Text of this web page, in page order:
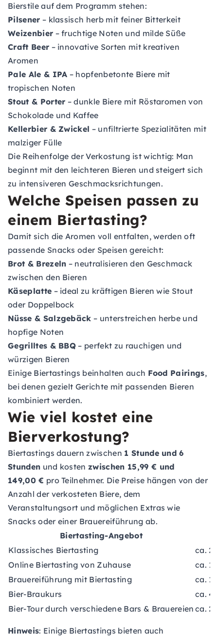
Bierstile auf dem Programm stehen:
Pilsener – klassisch herb mit feiner Bitterkeit
Weizenbier – fruchtige Noten und milde Süße
Craft Beer – innovative Sorten mit kreativen
Aromen
Pale Ale & IPA – hopfenbetonte Biere mit
tropischen Noten
Stout & Porter – dunkle Biere mit Röstaromen von
Schokolade und Kaffee
Kellerbier & Zwickel – unfiltrierte Spezialitäten mit
malziger Fülle
Die Reihenfolge der Verkostung ist wichtig: Man
beginnt mit den leichteren Bieren und steigert sich
zu intensiveren Geschmacksrichtungen.
Welche Speisen passen zu
einem Biertasting?
Damit sich die Aromen voll entfalten, werden oft
passende Snacks oder Speisen gereicht:
Brot & Brezeln – neutralisieren den Geschmack
zwischen den Bieren
Käseplatte – ideal zu kräftigen Bieren wie Stout
oder Doppelbock
Nüsse & Salzgebäck – unterstreichen herbe und
hopfige Noten
Gegrilltes & BBQ – perfekt zu rauchigen und
würzigen Bieren
Einige Biertastings beinhalten auch Food Pairings,
bei denen gezielt Gerichte mit passenden Bieren
kombiniert werden.
Wie viel kostet eine
Bierverkostung?
Biertastings dauern zwischen 1 Stunde und 6
Stunden und kostenzwischen 15,99 € und
149,00 € pro Teilnehmer. Die Preise hängen von der
Anzahl der verkosteten Biere, dem
Veranstaltungsort und möglichen Extras wie
Snacks oder einer Brauereiführung ab.
Biertasting-Angebot
Klassisches Biertasting
ca.
Online Biertasting von Zuhause
ca.
Brauereiführung mit Biertasting
ca.
Bier-Braukurs
ca.
Bier-Tour durch verschiedene Bars & Brauereien ca.
Hinweis: Einige Biertastings bieten auch